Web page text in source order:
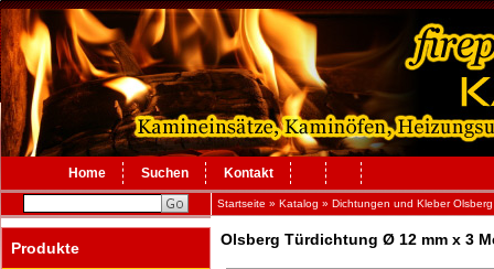
Home Suchen Kontakt
Startseite » Katalog » Dichtungen und Kleber Olsberg
Produkte Olsberg Türdichtung Ø 12 mm x 3